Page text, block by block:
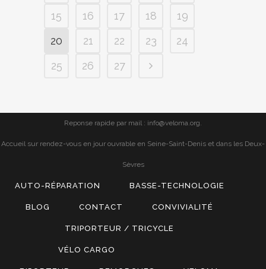
15
16 17 18
19
20
21 22 23
24
25
26 27
Reponse rapide par mail : info@veloma.org.
Accueil sur rendez-vous en jour ouvrable en Seine-Saint-Denis et dans les Deux-
Sèvres
AUTO-RÉPARATION BASSE-TECHNOLOGIE
BLOG CONTACT CONVIVIALITÉ
TRIPORTEUR / TRICYCLE
VÉLO CARGO